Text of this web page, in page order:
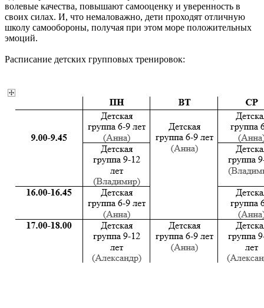
волевые качества, повышают самооценку и уверенность в
своих силах. И, что немаловажно, дети проходят отличную
школу самообороны, получая при этом море положительных
эмоций.
Расписание детских групповых тренировок: